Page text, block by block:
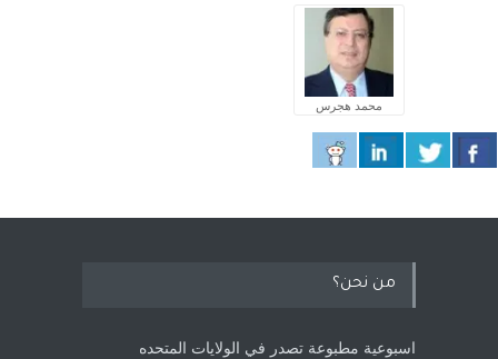
محمد هجرس
من نحن؟
اسبوعية مطبوعة تصدر في الولايات المتحده